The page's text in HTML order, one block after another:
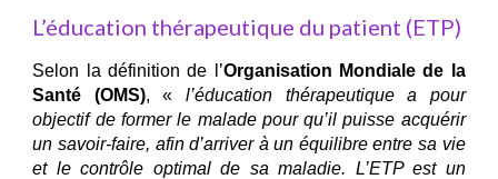
L’éducation thérapeutique du patient (ETP)
Selon la définition de l’Organisation Mondiale de la
Santé (OMS), «l’éducation thérapeutique a pour
objectif de former le malade pour qu’il puisse acquérir
un savoir-faire, afin d’arriver à un équilibre entre sa vie
et le contrôle optimal de sa maladie. L’ETP est un